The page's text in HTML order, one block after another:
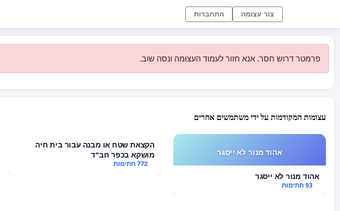
התחברות צור עצומה
פרמטר דרוש חסר. אנא חזור לעמוד העצומה ונסה שוב.
עצומות המקודמות על ידי משתמשים אחרים
אהוד מנור לא ייסגר
אהוד מנור לא ייסגר
93 חתימות
הקצאת שטח או מבנה עבור בית חיה
מושקא בכפר חב"ד
772 חתימות